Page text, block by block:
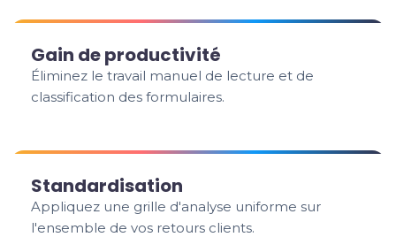
Gain de productivité
Éliminez le travail manuel de lecture et de
classification des formulaires.
Standardisation
Appliquez une grille d'analyse uniforme sur
l'ensemble de vos retours clients.